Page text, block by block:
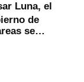
Luna, el
de
se